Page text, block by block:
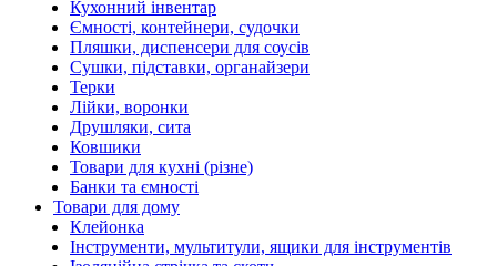
Кухонний інвентар
Ємності, контейнери, судочки
Пляшки, диспенсери для соусів
Сушки, підставки, органайзери
Терки
Лійки, воронки
Друшляки, сита
Ковшики
Товари для кухні (різне)
Банки та ємності
Товари для дому
Клейонка
Інструменти, мультитули, ящики для інструментів